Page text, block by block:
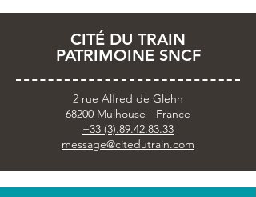
CITÉ DU TRAIN
PATRIMOINE SNCF
2 rue Alfred de Glehn
68200 Mulhouse - France
+33 (3).89.42.83.33
message@citedutrain.com